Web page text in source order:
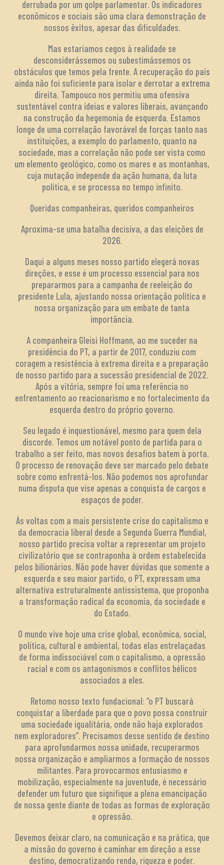
derrubada por um golpe parlamentar. Os indicadores
econômicos e sociais são uma clara demonstração de
nossos êxitos, apesar das dificuldades.
Mas estaríamos cegos à realidade se
desconsiderássemos ou subestimássemos os
obstáculos que temos pela frente. A recuperação do país
ainda não foi suficiente para isolar e derrotar a extrema
direita. Tampouco nos permitiu uma ofensiva
sustentável contra ideias e valores liberais, avançando
na construção da hegemonia de esquerda. Estamos
longe de uma correlação favorável de forças tanto nas
instituições, a exemplo do parlamento, quanto na
sociedade, mas a correlação não pode ser vista como
um elemento geológico, como os mares e as montanhas,
cuja mutação independe da ação humana, da luta
política, e se processa no tempo infinito.
Queridas companheiras, queridos companheiros
Aproxima-se uma batalha decisiva, a das eleições de
2026.
Daqui a alguns meses nosso partido elegerá novas
direções, e esse é um processo essencial para nos
prepararmos para a campanha de reeleição do
presidente Lula, ajustando nossa orientação política e
nossa organização para um embate de tanta
importância.
A companheira Gleisi Hoffmann, ao me suceder na
presidência do PT, a partir de 2017, conduziu com
coragem a resistência à extrema direita e a preparação
de nosso partido para a sucessão presidencial de 2022.
Após a vitória, sempre foi uma referência no
enfrentamento ao reacionarismo e no fortalecimento da
esquerda dentro do próprio governo.
Seu legado é inquestionável, mesmo para quem dela
discorde. Temos um notável ponto de partida para o
trabalho a ser feito, mas novos desafios batem à porta.
O processo de renovação deve ser marcado pelo debate
sobre como enfrentá-los. Não podemos nos aprofundar
numa disputa que vise apenas a conquista de cargos e
espaços de poder.
Às voltas com a mais persistente crise do capitalismo e
da democracia liberal desde a Segunda Guerra Mundial,
nosso partido precisa voltar a representar um projeto
civilizatório que se contraponha à ordem estabelecida
pelos bilionários. Não pode haver dúvidas que somente a
esquerda e seu maior partido, o PT, expressam uma
alternativa estruturalmente antissistema, que proponha
a transformação radical da economia, da sociedade e
do Estado.
O mundo vive hoje uma crise global, econômica, social,
política, cultural e ambiental, todas elas entrelaçadas
de forma indissociável com o capitalismo, a opressão
racial e com os antagonismos e conflitos bélicos
associados a eles.
Retomo nosso texto fundacional: “o PT buscará
conquistar a liberdade para que o povo possa construir
uma sociedade igualitária, onde não haja explorados
nem exploradores”. Precisamos desse sentido de destino
para aprofundarmos nossa unidade, recuperarmos
nossa organização e ampliarmos a formação de nossos
militantes. Para provocarmos entusiasmo e
mobilização, especialmente na juventude, é necessário
defender um futuro que signifique a plena emancipação
de nossa gente diante de todas as formas de exploração
e opressão.
Devemos deixar claro, na comunicação e na prática, que
a missão do governo é caminhar em direção a esse
destino, democratizando renda, riqueza e poder.